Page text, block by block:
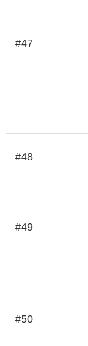
#47
#48
#49
#50